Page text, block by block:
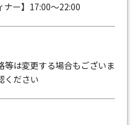
ナー】17:00～22:00
は変更する場合もございま
ください